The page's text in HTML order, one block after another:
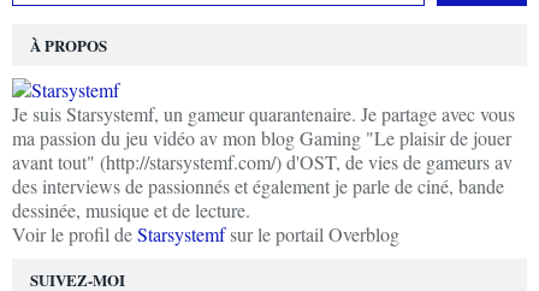
SUIVEZ-MOI
À PROPOS
Je suis Starsystemf, un gameur quarantenaire. Je partage avec vous
ma passion du jeu vidéo av mon blog Gaming "Le plaisir de jouer
avant tout" (http://starsystemf.com/) d'OST, de vies de gameurs av
des interviews de passionnés et également je parle de ciné, bande
dessinée, musique et de lecture.
Voir le profil deStarsystemfsur le portail Overblog